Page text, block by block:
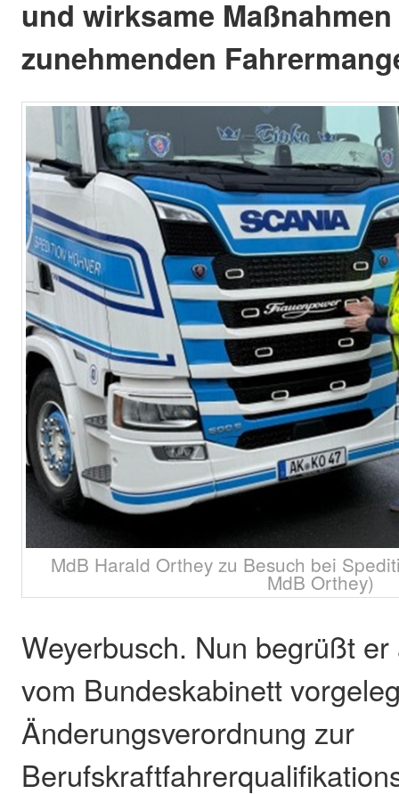
und wirksame
zunehmenden
MdB Harald Orthey zu Besuch bei
MdB Orthey)
Weyerbusch. Nun begrüßt
vom Bundeskabinett
Änderungsverordnung zur